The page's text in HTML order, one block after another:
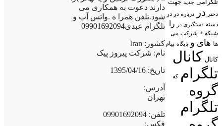
تلگرامی جدید جهت
دختر در درباره در در
دسته دستگیری در را
شبکه + شرکت می
ها های و پایگاه پیام
کانال کانال
تلگرام که
گروه
تلگرام
دارند دعوت به همکاری می
شود.تلفن همرا ه .واتس آپ و
تلگرام عبدی09901692094
کشور: Iran
نام: شرکت پیروز پیک
تاریخ: 1395/04/16
آدرس:
تهران
تلفن: 09901692094
فکس: